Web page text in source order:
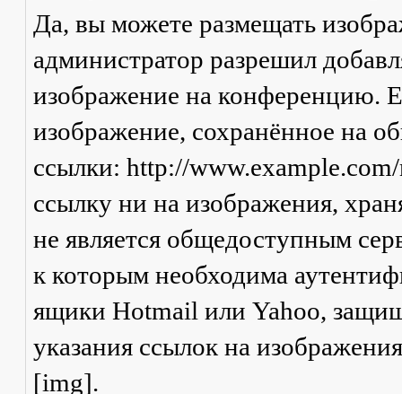
Да, вы можете размещать
администратор разрешил
изображение на конференцию.
изображение, сохранённое на
ссылки: http://
ссылку ни на изображения,
не является общедоступным
к которым необходима
ящики Hotmail или Yahoo,
указания ссылок на
[img].